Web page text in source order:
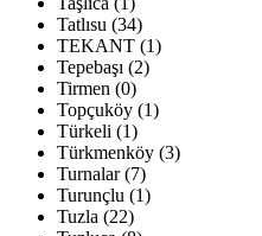
Tatlısu (34)
TEKANT (1)
Tepebaşı (2)
Tirmen (0)
Topçuköy (1)
Türkeli (1)
Türkmenköy (3)
Turnalar (7)
Turunçlu (1)
Tuzla (22)